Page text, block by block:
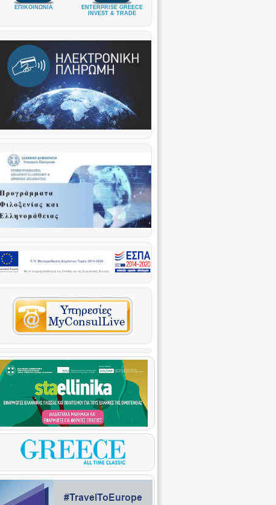
ΕΠΙΚΟΙΝΩΝΙΑ
ENTERPRISE GREECE
INVEST & TRADE